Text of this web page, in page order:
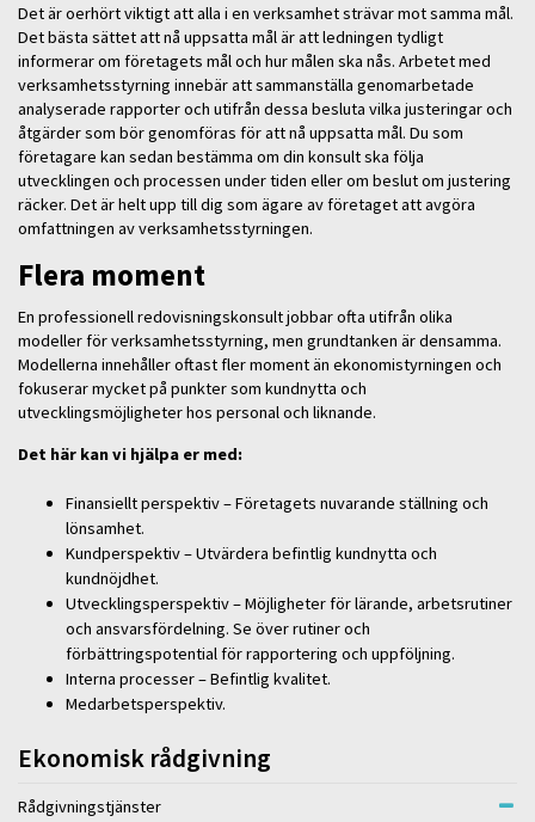
Det är oerhört viktigt att alla i en verksamhet strävar mot samma mål.
Det bästa sättet att nå uppsatta mål är att ledningen tydligt
informerar om företagets mål och hur målen ska nås. Arbetet med
verksamhetsstyrning innebär att sammanställa genomarbetade
analyserade rapporter och utifrån dessa besluta vilka justeringar och
åtgärder som bör genomföras för att nå uppsatta mål. Du som
företagare kan sedan bestämma om din konsult ska följa
utvecklingen och processen under tiden eller om beslut om justering
räcker. Det är helt upp till dig som ägare av företaget att avgöra
omfattningen av verksamhetsstyrningen.
Flera moment
En professionell redovisningskonsult jobbar ofta utifrån olika
modeller för verksamhetsstyrning, men grundtanken är densamma.
Modellerna innehåller oftast fler moment än ekonomistyrningen och
fokuserar mycket på punkter som kundnytta och
utvecklingsmöjligheter hos personal och liknande.
Det här kan vi hjälpa er med:
Finansiellt perspektiv – Företagets nuvarande ställning och
lönsamhet.
Kundperspektiv – Utvärdera befintlig kundnytta och
kundnöjdhet.
Utvecklingsperspektiv – Möjligheter för lärande, arbetsrutiner
och ansvarsfördelning. Se över rutiner och
förbättringspotential för rapportering och uppföljning.
Interna processer – Befintlig kvalitet.
Medarbetsperspektiv.
Ekonomisk rådgivning
Rådgivningstjänster